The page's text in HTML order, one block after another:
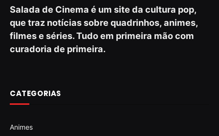
Salada de Cinema é um site da cultura pop,
que traz notícias sobre quadrinhos, animes,
filmes e séries. Tudo em primeira mão com
curadoria de primeira.
CATEGORIAS
Animes